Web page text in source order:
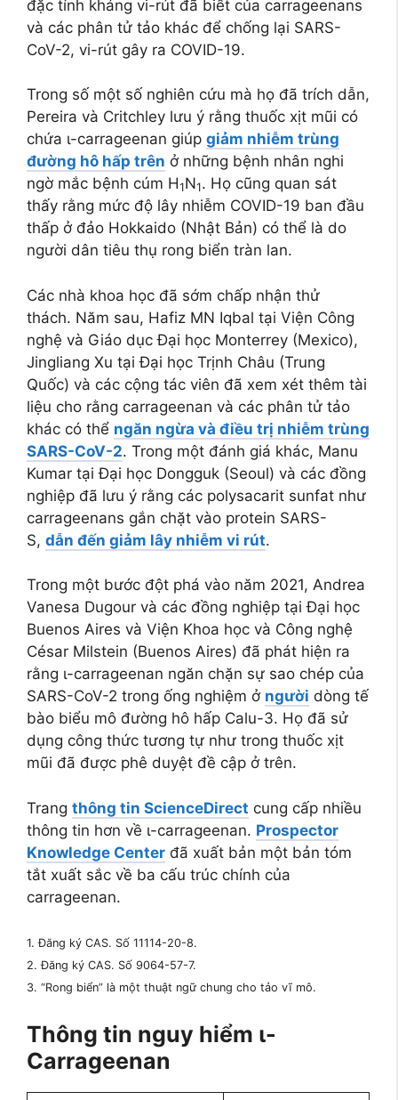
đặc tính kháng vi-rút đã biết của carrageenans
và các phân tử tảo khác để chống lại SARS-
CoV-2, vi-rút gây ra COVID-19.
Trong số một số nghiên cứu mà họ đã trích dẫn,
Pereira và Critchley lưu ý rằng thuốc xịt mũi có
chứa ι-carrageenan giúp giảm nhiễm trùng
đường hô hấp trên ở những bệnh nhân nghi
ngờ mắc bệnh cúm H1N1. Họ cũng quan sát
thấy rằng mức độ lây nhiễm COVID-19 ban đầu
thấp ở đảo Hokkaido (Nhật Bản) có thể là do
người dân tiêu thụ rong biển tràn lan.
Các nhà khoa học đã sớm chấp nhận thử
thách. Năm sau, Hafiz MN Iqbal tại Viện Công
nghệ và Giáo dục Đại học Monterrey (Mexico),
Jingliang Xu tại Đại học Trịnh Châu (Trung
Quốc) và các cộng tác viên đã xem xét thêm tài
liệu cho rằng carrageenan và các phân tử tảo
khác có thể ngăn ngừa và điều trị nhiễm trùng
SARS-CoV-2. Trong một đánh giá khác, Manu
Kumar tại Đại học Dongguk (Seoul) và các đồng
nghiệp đã lưu ý rằng các polysacarit sunfat như
carrageenans gắn chặt vào protein SARS-
S, dẫn đến giảm lây nhiễm vi rút.
Trong một bước đột phá vào năm 2021, Andrea
Vanesa Dugour và các đồng nghiệp tại Đại học
Buenos Aires và Viện Khoa học và Công nghệ
César Milstein (Buenos Aires) đã phát hiện ra
rằng ι-carrageenan ngăn chặn sự sao chép của
SARS-CoV-2 trong ống nghiệm ở người dòng tế
bào biểu mô đường hô hấp Calu-3. Họ đã sử
dụng công thức tương tự như trong thuốc xịt
mũi đã được phê duyệt đề cập ở trên.
Trang thông tin ScienceDirect cung cấp nhiều
thông tin hơn về ι-carrageenan. Prospector
Knowledge Center đã xuất bản một bản tóm
tắt xuất sắc về ba cấu trúc chính của
carrageenan.
1. Đăng ký CAS. Số 11114-20-8.
2. Đăng ký CAS. Số 9064-57-7.
3. “Rong biển” là một thuật ngữ chung cho tảo vĩ mô.
Thông tin nguy hiểm ι-
Carrageenan